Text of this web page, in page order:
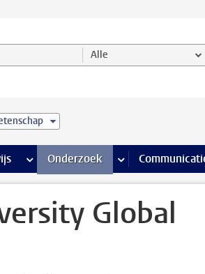
categorie Alle
pagina’s
meer Onderwijs pagina’s
Onderzoek meer Onderzoek
Global